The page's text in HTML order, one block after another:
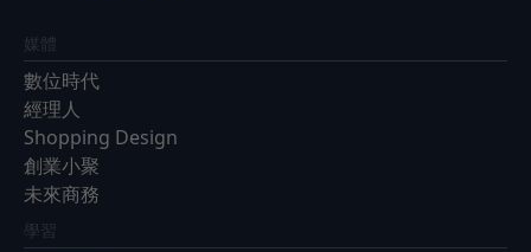
媒體
數位時代
經理人
Shopping Design
創業小聚
未來商務
學習